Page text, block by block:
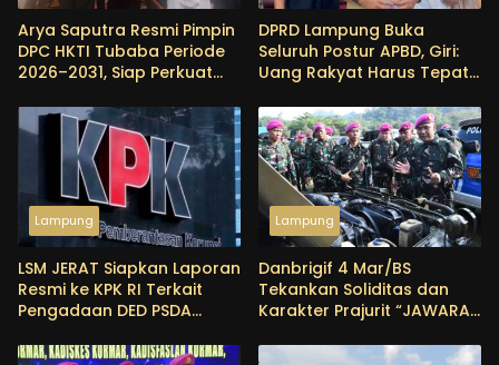
Arya Saputra Resmi Pimpin
DPC HKTI Tubaba Periode
2026–2031, Siap Perkuat
DPRD Lampung Buka
Seluruh Postur APBD, Giri:
Uang Rakyat Harus Tepat
Lampung
LSM JERAT Siapkan Laporan
Resmi ke KPK RI Terkait
Pengadaan DED PSDA
Lampung
Danbrigif 4 Mar/BS
Tekankan Soliditas dan
Karakter Prajurit “JAWARA“
Lampung